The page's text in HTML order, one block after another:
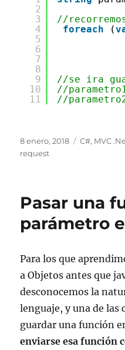
2
3
4
5
6
7
8
9
10
11
//
foreach
(
//se ira
//
//
Publicado
el
8 enero, 2018 Categorías
C#, MVC
request
Pasar una
parámetro
Para los que
a Objetos antes que
desconocemos la
lenguaje, y una de las
guardar una función
enviarse esa función